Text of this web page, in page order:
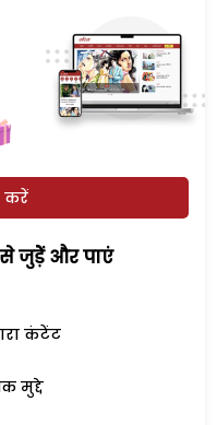
करें
से जुड़ेें और पाएं
कंटेंट
मुद्दे